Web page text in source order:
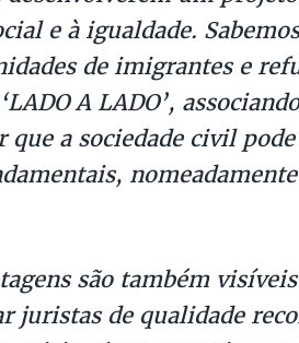
e à igualdade.
de imigrantes e
A LADO’,
que a sociedade civil
são também
juristas de qualidade